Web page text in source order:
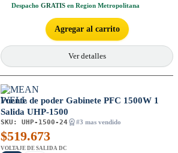
Despacho GRATIS en Region Metropolitana
Agregar al carrito
Ver detalles
Fuente de poder Gabinete PFC 1500W 1
Salida UHP-1500
SKU: UHP-1500-24 #3 mas vendido
$519.673
VOLTAJE DE SALIDA DC